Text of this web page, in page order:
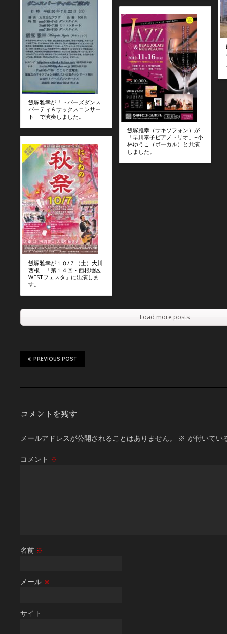
飯塚雅幸が「トパーズダンス
パーティ＆サックスコンサー
ト」で演奏しました。
飯塚雅幸が１０/７（土）大川
西根「「第１４回・西根地区
WESTフェスタ」に出演しま
す。
飯塚雅幸（サキソフォン）が
「早川泰子ピアノトリオ」+小
林ゆうこ（ボーカル）と共演
しました。
Load more posts
PREVIOUS POST
コメントを残す
メールアドレスが公開されることはありません。 ※ が付いてい
コメント ※
名前 ※
メール ※
サイト